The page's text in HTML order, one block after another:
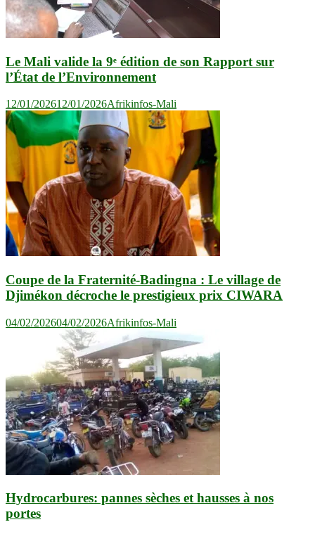
Le Mali valide la 9ᵉ édition de son Rapport sur
l’État de l’Environnement
12/01/202612/01/2026Afrikinfos-Mali
Coupe de la Fraternité-Badingna : Le village de
Djimékon décroche le prestigieux prix CIWARA
04/02/202604/02/2026Afrikinfos-Mali
Hydrocarbures: pannes sèches et hausses à nos
portes